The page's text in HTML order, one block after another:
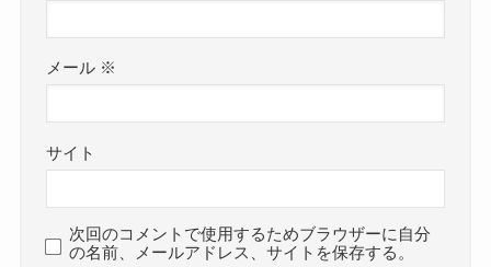
メール ※
サイト
次回のコメントで使用するためブラウザーに自分
の名前、メールアドレス、サイトを保存する。